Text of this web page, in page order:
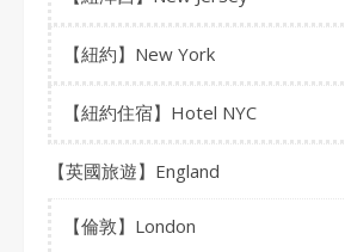
【紐約】New York
【紐約住宿】Hotel NYC
【英國旅遊】England
【倫敦】London